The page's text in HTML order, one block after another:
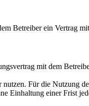
Betreiber ein Vertrag
mit dem
Für die Nutzung
Einhaltung einer Frist